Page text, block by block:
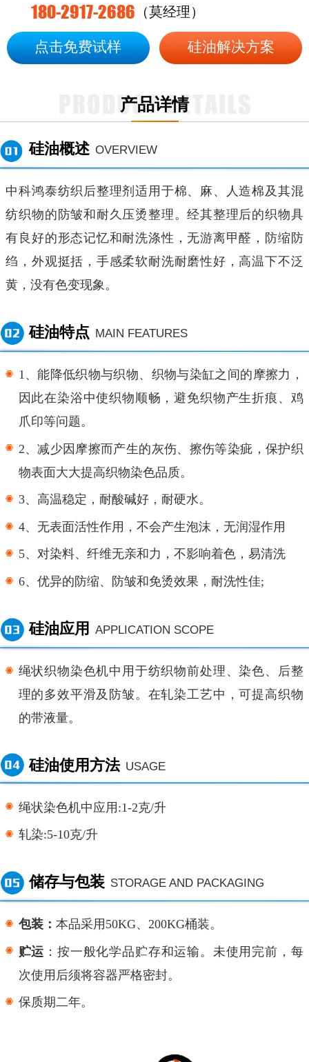
180-2917-2686 （莫经理）
点击免费试样 硅油解决方案
产品详情
硅油概述 OVERVIEW
中科鸿泰纺织后整理剂适用于棉、麻、人造棉及其混
纺织物的防皱和耐久压烫整理。经其整理后的织物具
有良好的形态记忆和耐洗涤性，无游离甲醛，防缩防
绉，外观挺括，手感柔软耐洗耐磨性好，高温下不泛
黄，没有色变现象。
硅油特点 MAIN FEATURES
1、能降低织物与织物、织物与染缸之间的摩擦力，
因此在染浴中使织物顺畅，避免织物产生折痕、鸡
爪印等问题。
2、减少因摩擦而产生的灰伤、擦伤等染疵，保护织
物表面大大提高织物染色品质。
3、高温稳定，耐酸碱好，耐硬水。
4、无表面活性作用，不会产生泡沫，无润湿作用
5、对染料、纤维无亲和力，不影响着色，易清洗
6、优异的防缩、防皱和免烫效果，耐洗性佳;
硅油应用 APPLICATION SCOPE
绳状织物染色机中用于纺织物前处理、染色、后整
理的多效平滑及防皱。在轧染工艺中，可提高织物
的带液量。
硅油使用方法 USAGE
绳状染色机中应用 :1-2克/升
轧染:5-10克/升
储存与包装 STORAGE AND PACKAGING
包装： 本品采用 50KG、200KG桶装。
贮运 ：按一般化学品贮存和运输。未使用完前，每
次使用后须将容器严格密封。
保质期二年。